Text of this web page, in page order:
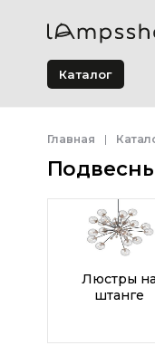
Каталог
Главная
Люстры на
штанге